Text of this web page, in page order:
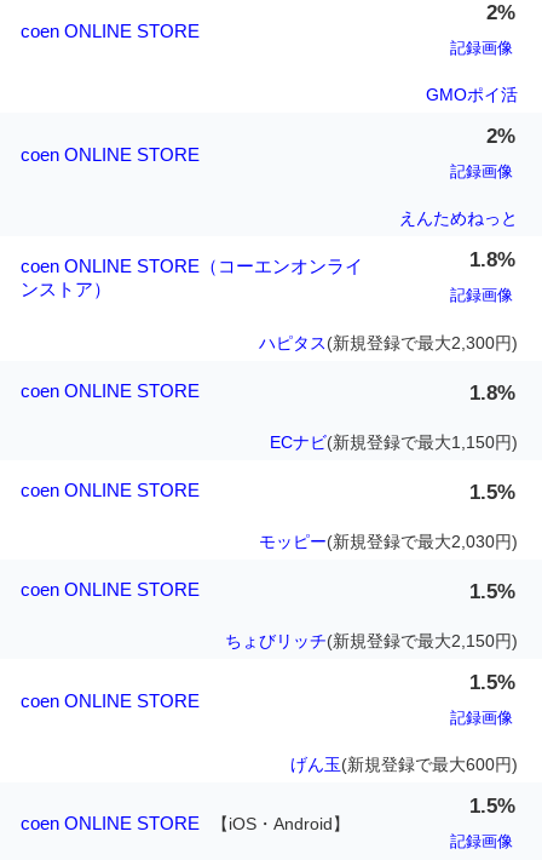
coen ONLINE STORE
2%
記録画像
GMOポイ活
coen ONLINE STORE
2%
記録画像
えんためねっと
coen ONLINE STORE（コーエンオンライ
ンストア）
1.8%
記録画像
ハピタス(新規登録で最大2,300円)
coen ONLINE STORE 1.8%
ECナビ(新規登録で最大1,150円)
coen ONLINE STORE 1.5%
モッピー(新規登録で最大2,030円)
coen ONLINE STORE 1.5%
ちょびリッチ(新規登録で最大2,150円)
coen ONLINE STORE
1.5%
記録画像
げん玉(新規登録で最大600円)
coen ONLINE STORE 【iOS・Android】
1.5%
記録画像